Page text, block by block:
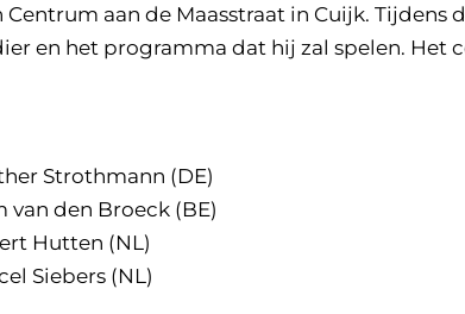
aan de Maasstraat in Cuijk. Tijdens
en het programma dat hij zal spelen. Het
Strothmann (DE)
den Broeck (BE)
Hutten (NL)
Siebers (NL)